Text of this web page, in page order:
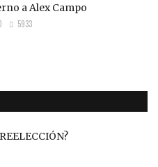
a Alex Campo
5933